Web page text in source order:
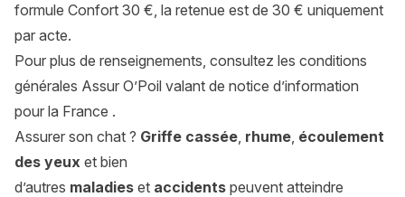
formule Confort 30 €, la retenue est de 30 € uniquement
par acte.
Pour plus de renseignements, consultez les conditions
générales Assur O’Poil valant de notice d’information
pour la France .
Assurer son chat ? Griffe cassée, rhume, écoulement
des yeux et bien
d’autres maladies et accidents peuvent atteindre